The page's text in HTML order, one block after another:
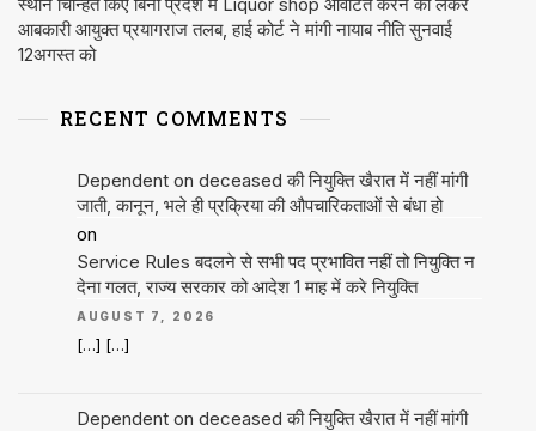
स्थान चिन्हित किए बिना प्रदेश में Liquor shop आवंटित करने को लेकर
आबकारी आयुक्त प्रयागराज तलब, हाई कोर्ट ने मांगी नायाब नीति सुनवाई
12अगस्त को
RECENT COMMENTS
Dependent on deceased की नियुक्ति खैरात में नहीं मांगी
जाती, कानून, भले ही प्रक्रिया की औपचारिकताओं से बंधा हो
on
Service Rules बदलने से सभी पद प्रभावित नहीं तो नियुक्ति न
देना गलत, राज्य सरकार को आदेश 1 माह में करे नियुक्ति
AUGUST 7, 2026
[…] […]
Dependent on deceased की नियुक्ति खैरात में नहीं मांगी